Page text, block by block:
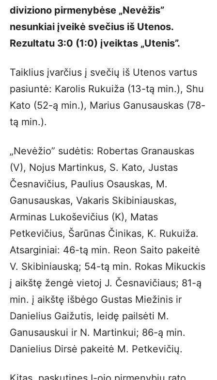
diviziono pirmenybėse „Nevėžis”
nesunkiai įveikė svečius iš Utenos.
Rezultatu 3:0 (1:0) įveiktas „Utenis”.
Taiklius įvarčius į svečių iš Utenos vartus
pasiuntė: Karolis Rukuiža (13-tą min.), Shu
Kato (52-ą min.), Marius Ganusauskas (78-
tą min.).
„Nevėžio” sudėtis: Robertas Granauskas
(V), Nojus Martinkus, S. Kato, Justas
Česnavičius, Paulius Osauskas, M.
Ganusauskas, Vakaris Skibiniauskas,
Arminas Lukoševičius (K), Matas
Petkevičius, Šarūnas Činikas, K. Rukuiža.
Atsarginiai: 46-tą min. Reon Saito pakeitė
V. Skibiniauską; 54-tą min. Rokas Mikuckis
į aikštę žengė vietoj J. Česnavičiaus; 81-ą
min. į aikštę išbėgo Gustas Miežinis ir
Danielius Gaižutis, leidę pailsėti M.
Ganusauskui ir N. Martinkui; 86-ą min.
Danielius Dirsė pakeitė M. Petkevičių.